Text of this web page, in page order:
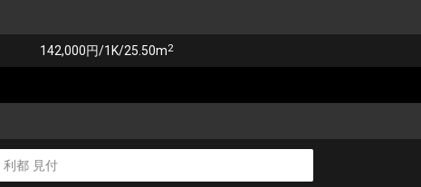
142,000円/1K/25.50m2